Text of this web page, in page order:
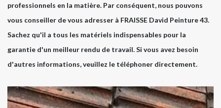
professionnels en la matière. Par conséquent, nous pouvons
vous conseiller de vous adresser à FRAISSE David Peinture 43.
Sachez qu'il a tous les matériels indispensables pour la
garantie d'un meilleur rendu de travail. Si vous avez besoin
d'autres informations, veuillez le téléphoner directement.